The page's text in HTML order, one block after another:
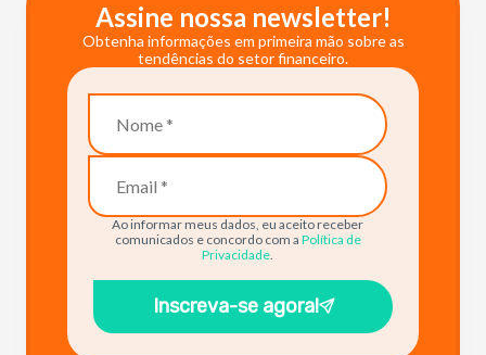
Assine nossa newsletter!
Obtenha informações em primeira mão sobre as
tendências do setor financeiro.
Ao informar meus dados, eu aceito receber
comunicados e concordo com a Política de
Privacidade.
Inscreva-se agora!